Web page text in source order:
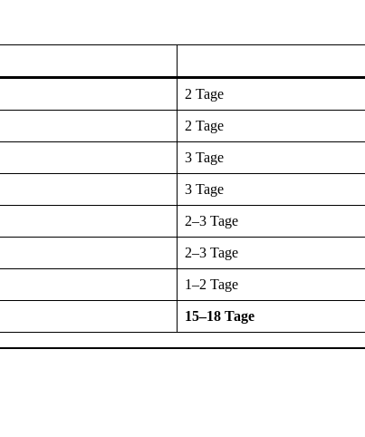
2 Tage
2 Tage
3 Tage
3 Tage
2–3 Tage
2–3 Tage
1–2 Tage
15–18 Tage